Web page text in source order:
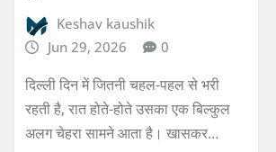
Keshav kaushik
Jun 29, 2026
0
दिल्ली दिन में जितनी चहल-पहल से भरी
रहती है, रात होते-होते उसका एक बिल्कुल
अलग चेहरा सामने आता है। खासकर…